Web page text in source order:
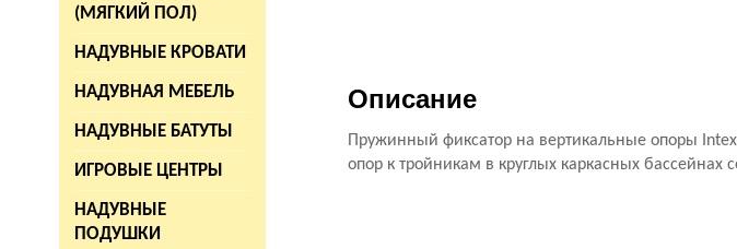
(МЯГКИЙ ПОЛ)
НАДУВНЫЕ КРОВАТИ
НАДУВНАЯ МЕБЕЛЬ
НАДУВНЫЕ БАТУТЫ
ИГРОВЫЕ ЦЕНТРЫ
НАДУВНЫЕ
ПОДУШКИ
Описание
Пружинный фиксатор на вертикальные опоры
опор к тройникам в круглых каркасных